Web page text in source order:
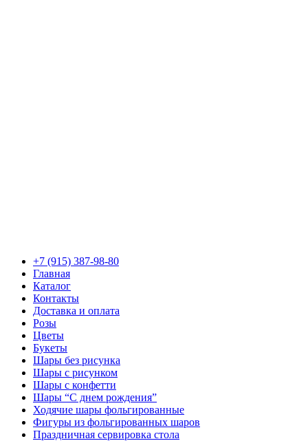
+7 (915) 387-98-80
Главная
Каталог
Контакты
Доставка и оплата
Розы
Цветы
Букеты
Шары без рисунка
Шары с рисунком
Шары с конфетти
Шары “С днем рождения”
Ходячие шары фольгированные
Фигуры из фольгированных шаров
Праздничная сервировка стола